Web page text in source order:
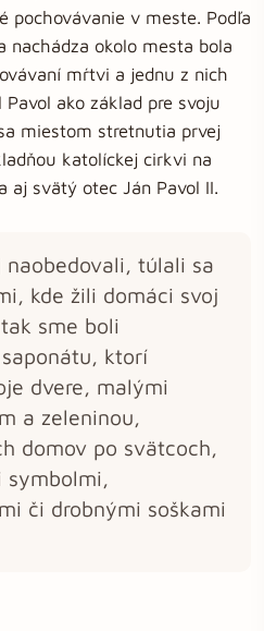
pochovávanie v meste. Podľa
nachádza okolo mesta bola
mŕtvi a jednu z nich
ako základ pre svoju
miestom stretnutia prvej
katolíckej cirkvi na
aj svätý otec Ján Pavol II.
naobedovali, túlali sa
kde žili domáci svoj
sme boli
ktorí
dvere, malými
a zeleninou,
domov po svätcoch,
symbolmi,
či drobnými soškami